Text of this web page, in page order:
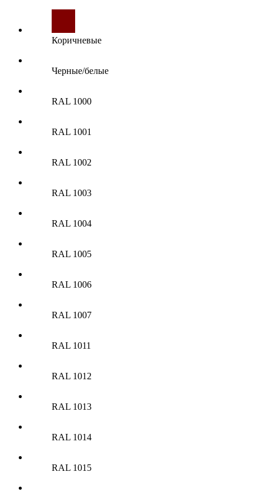
Коричневые
Черные/белые
RAL 1000
RAL 1001
RAL 1002
RAL 1003
RAL 1004
RAL 1005
RAL 1006
RAL 1007
RAL 1011
RAL 1012
RAL 1013
RAL 1014
RAL 1015